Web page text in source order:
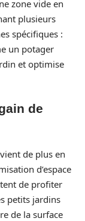
zone vide en
plusieurs
spécifiques :
un potager
et optimise
de
de plus en
d’espace
de profiter
petits jardins
de la surface